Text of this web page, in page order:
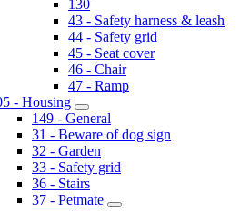
130
43 - Safety harness & leash
44 - Safety grid
45 - Seat cover
46 - Chair
47 - Ramp
- Housing
149 - General
31 - Beware of dog sign
32 - Garden
33 - Safety grid
36 - Stairs
37 - Petmate